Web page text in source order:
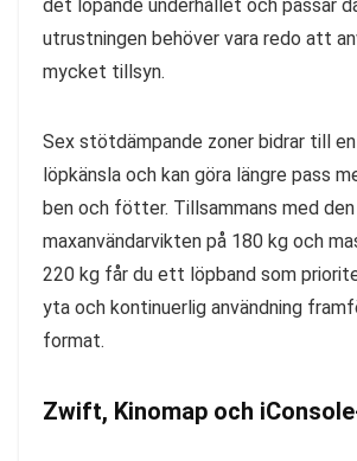
det löpande underhållet och passar
utrustningen behöver vara redo att
mycket tillsyn.
Sex stötdämpande zoner bidrar till en
löpkänsla och kan göra längre pass
ben och fötter. Tillsammans med
maxanvändarvikten på 180 kg och
220 kg får du ett löpband som
yta och kontinuerlig användning
format.
Zwift, Kinomap och